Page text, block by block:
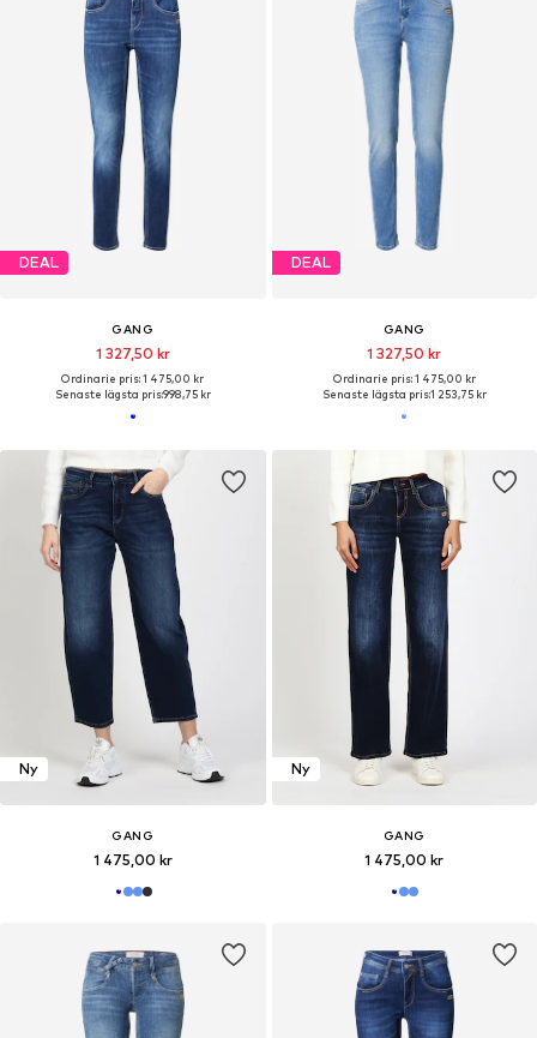
DEAL
GANG
1 327,50 kr
Ordinarie pris: 1 475,00 kr
Senaste lägsta pris:998,75 kr
DEAL
GANG
1 327,50 kr
Ordinarie pris: 1 475,00 kr
Senaste lägsta pris:1 253,75 kr
Ny
GANG
1 475,00 kr
Ny
GANG
1 475,00 kr